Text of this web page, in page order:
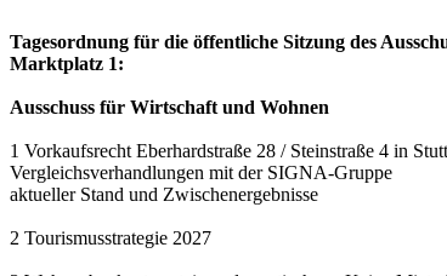
Tagesordnung für die öffentliche Sitzung des
Marktplatz 1:
Ausschuss für Wirtschaft und Wohnen
1 Vorkaufsrecht Eberhardstraße 28 / Steinstraße 4 in
Vergleichsverhandlungen mit der SIGNA-Gruppe
aktueller Stand und Zwischenergebnisse
2 Tourismusstrategie 2027